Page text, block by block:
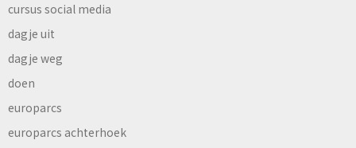
cursus social media
dagje uit
dagje weg
doen
europarcs
europarcs achterhoek